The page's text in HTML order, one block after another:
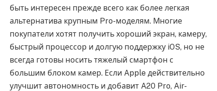
быть интересен прежде всего как более легкая
альтернатива крупным Pro-моделям. Многие
покупатели хотят получить хороший экран, камеру,
быстрый процессор и долгую поддержку iOS, но не
всегда готовы носить тяжелый смартфон с
большим блоком камер. Если Apple действительно
улучшит автономность и добавит A20 Pro, Air-